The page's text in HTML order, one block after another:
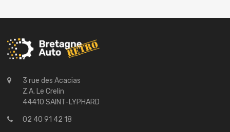
3 rue des Acacias
Z.A. Le Crelin
44410 SAINT-LYPHARD
02 40 91 42 18